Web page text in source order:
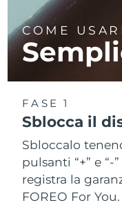
COME
FASE 1
Sblocca il
Sbloccalo
pulsanti “+” e “-
registra la
FOREO For You.